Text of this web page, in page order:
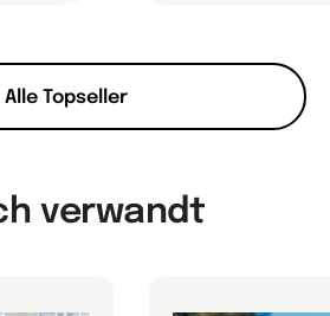
Alle Topseller
verwandt